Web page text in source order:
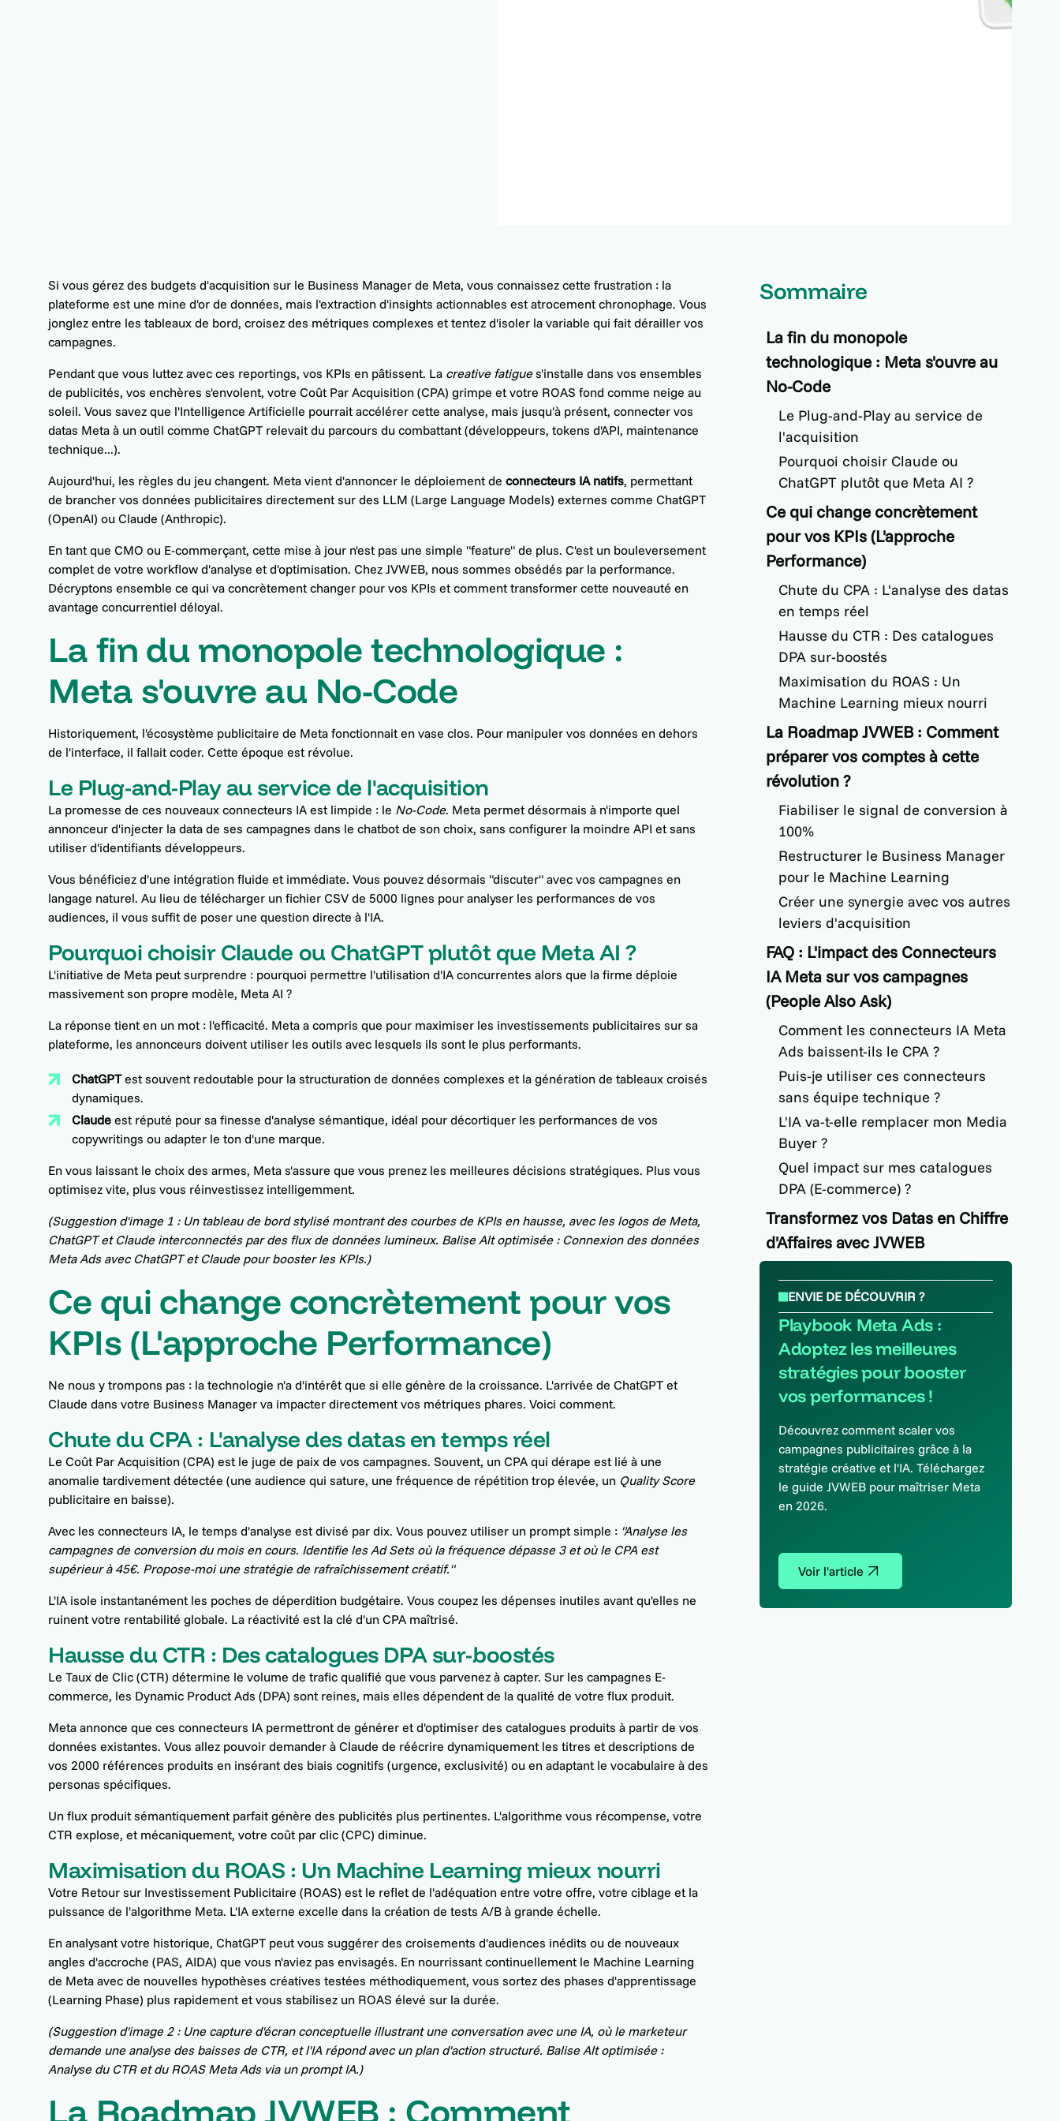
Si vous gérez des budgets d'acquisition sur le Business Manager de Meta, vous connaissez cette frustration : la
plateforme est une mine d'or de données, mais l'extraction d'insights actionnables est atrocement chronophage. Vous
jonglez entre les tableaux de bord, croisez des métriques complexes et tentez d'isoler la variable qui fait dérailler vos
campagnes.
Pendant que vous luttez avec ces reportings, vos KPIs en pâtissent. La creative fatigues'installe dans vos ensembles
de publicités, vos enchères s'envolent, votre Coût Par Acquisition (CPA) grimpe et votre ROAS fond comme neige au
soleil. Vous savez que l'Intelligence Artificielle pourrait accélérer cette analyse, mais jusqu'à présent, connecter vos
datas Meta à un outil comme ChatGPT relevait du parcours du combattant (développeurs, tokens d'API, maintenance
technique...).
Aujourd'hui, les règles du jeu changent. Meta vient d'annoncer le déploiement deconnecteurs IA natifs, permettant
de brancher vos données publicitaires directement sur des LLM (Large Language Models) externes comme ChatGPT
(OpenAI) ou Claude (Anthropic).
En tant que CMO ou E-commerçant, cette mise à jour n'est pas une simple "feature" de plus. C'est un bouleversement
complet de votre workflow d'analyse et d'optimisation. Chez JVWEB, nous sommes obsédés par la performance.
Décryptons ensemble ce qui va concrètement changer pour vos KPIs et comment transformer cette nouveauté en
avantage concurrentiel déloyal.
La fin du monopole technologique :
Meta s'ouvre au No-Code
Historiquement, l'écosystème publicitaire de Meta fonctionnait en vase clos. Pour manipuler vos données en dehors
de l'interface, il fallait coder. Cette époque est révolue.
Le Plug-and-Play au service de l'acquisition
La promesse de ces nouveaux connecteurs IA est limpide : le No-Code. Meta permet désormais à n'importe quel
annonceur d'injecter la data de ses campagnes dans le chatbot de son choix, sans configurer la moindre API et sans
utiliser d'identifiants développeurs.
Vous bénéficiez d'une intégration fluide et immédiate. Vous pouvez désormais "discuter" avec vos campagnes en
langage naturel. Au lieu de télécharger un fichier CSV de 5000 lignes pour analyser les performances de vos
audiences, il vous suffit de poser une question directe à l'IA.
Pourquoi choisir Claude ou ChatGPT plutôt que Meta AI ?
L'initiative de Meta peut surprendre : pourquoi permettre l'utilisation d'IA concurrentes alors que la firme déploie
massivement son propre modèle, Meta AI ?
La réponse tient en un mot : l'efficacité. Meta a compris que pour maximiser les investissements publicitaires sur sa
plateforme, les annonceurs doivent utiliser les outils avec lesquels ils sont le plus performants.
ChatGPTest souvent redoutable pour la structuration de données complexes et la génération de tableaux croisés
dynamiques.
Claude est réputé pour sa finesse d'analyse sémantique, idéal pour décortiquer les performances de vos
copywritings ou adapter le ton d'une marque.
En vous laissant le choix des armes, Meta s'assure que vous prenez les meilleures décisions stratégiques. Plus vous
optimisez vite, plus vous réinvestissez intelligemment.
(Suggestion d'image 1 : Un tableau de bord stylisé montrant des courbes de KPIs en hausse, avec les logos de Meta,
ChatGPT et Claude interconnectés par des flux de données lumineux. Balise Alt optimisée : Connexion des données
Meta Ads avec ChatGPT et Claude pour booster les KPIs.)
Ce qui change concrètement pour vos
KPIs (L'approche Performance)
Ne nous y trompons pas : la technologie n'a d'intérêt que si elle génère de la croissance. L'arrivée de ChatGPT et
Claude dans votre Business Manager va impacter directement vos métriques phares. Voici comment.
Chute du CPA : L'analyse des datas en temps réel
Le Coût Par Acquisition (CPA) est le juge de paix de vos campagnes. Souvent, un CPA qui dérape est lié à une
anomalie tardivement détectée (une audience qui sature, une fréquence de répétition trop élevée, un Quality Score
publicitaire en baisse).
Avec les connecteurs IA, le temps d'analyse est divisé par dix. Vous pouvez utiliser un prompt simple : "Analyse les
campagnes de conversion du mois en cours. Identifie les Ad Sets où la fréquence dépasse 3 et où le CPA est
supérieur à 45€. Propose-moi une stratégie de rafraîchissement créatif."
L'IA isole instantanément les poches de déperdition budgétaire. Vous coupez les dépenses inutiles avant qu'elles ne
ruinent votre rentabilité globale. La réactivité est la clé d'un CPA maîtrisé.
Hausse du CTR : Des catalogues DPA sur-boostés
Le Taux de Clic (CTR) détermine le volume de trafic qualifié que vous parvenez à capter. Sur les campagnes E-
commerce, les Dynamic Product Ads (DPA) sont reines, mais elles dépendent de la qualité de votre flux produit.
Meta annonce que ces connecteurs IA permettront de générer et d'optimiser des catalogues produits à partir de vos
données existantes. Vous allez pouvoir demander à Claude de réécrire dynamiquement les titres et descriptions de
vos 2000 références produits en insérant des biais cognitifs (urgence, exclusivité) ou en adaptant le vocabulaire à des
personas spécifiques.
Un flux produit sémantiquement parfait génère des publicités plus pertinentes. L'algorithme vous récompense, votre
CTR explose, et mécaniquement, votre coût par clic (CPC) diminue.
Maximisation du ROAS : Un Machine Learning mieux nourri
Votre Retour sur Investissement Publicitaire (ROAS) est le reflet de l'adéquation entre votre offre, votre ciblage et la
puissance de l'algorithme Meta. L'IA externe excelle dans la création de tests A/B à grande échelle.
En analysant votre historique, ChatGPT peut vous suggérer des croisements d'audiences inédits ou de nouveaux
angles d'accroche (PAS, AIDA) que vous n'aviez pas envisagés. En nourrissant continuellement le Machine Learning
de Meta avec de nouvelles hypothèses créatives testées méthodiquement, vous sortez des phases d'apprentissage
(Learning Phase) plus rapidement et vous stabilisez un ROAS élevé sur la durée.
(Suggestion d'image 2 : Une capture d'écran conceptuelle illustrant une conversation avec une IA, où le marketeur
demande une analyse des baisses de CTR, et l'IA répond avec un plan d'action structuré. Balise Alt optimisée :
Analyse du CTR et du ROAS Meta Ads via un prompt IA.)
La Roadmap JVWEB : Comment
Sommaire
La fin du monopole
technologique : Meta s'ouvre au
No-Code
Le Plug-and-Play au service de
l'acquisition
Pourquoi choisir Claude ou
ChatGPT plutôt que Meta AI ?
Ce qui change concrètement
pour vos KPIs (L'approche
Performance)
Chute du CPA : L'analyse des datas
en temps réel
Hausse du CTR : Des catalogues
DPA sur-boostés
Maximisation du ROAS : Un
Machine Learning mieux nourri
La Roadmap JVWEB : Comment
préparer vos comptes à cette
révolution ?
Fiabiliser le signal de conversion à
100%
Restructurer le Business Manager
pour le Machine Learning
Créer une synergie avec vos autres
leviers d'acquisition
FAQ : L'impact des Connecteurs
IA Meta sur vos campagnes
(People Also Ask)
Comment les connecteurs IA Meta
Ads baissent-ils le CPA ?
Puis-je utiliser ces connecteurs
sans équipe technique ?
L'IA va-t-elle remplacer mon Media
Buyer ?
Quel impact sur mes catalogues
DPA (E-commerce) ?
Transformez vos Datas en Chiffre
d'Affaires avec JVWEB
ENVIE DE DÉCOUVRIR ?
Playbook Meta Ads :
Adoptez les meilleures
stratégies pour booster
vos performances !
Découvrez comment scaler vos
campagnes publicitaires grâce à la
stratégie créative et l'IA. Téléchargez
le guide JVWEB pour maîtriser Meta
en 2026.
Voir l'article